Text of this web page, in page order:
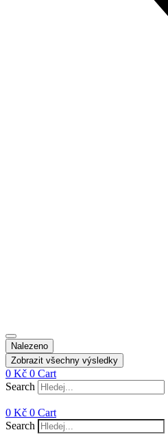
Nalezeno
Zobrazit všechny výsledky
0 Kč 0 Cart
Search
0 Kč 0 Cart
Search